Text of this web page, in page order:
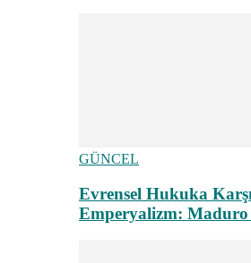
GÜNCEL
Evrensel Hukuka
Emperyalizm: Maduro